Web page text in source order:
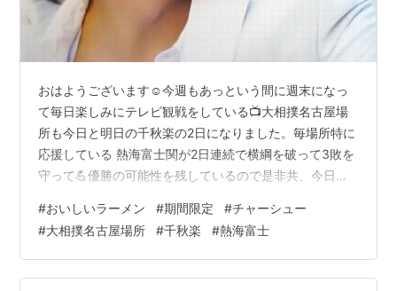
おはようございます☺️今週もあっという間に週末になっ
て毎日楽しみにテレビ観戦をしている📺大相撲名古屋場
所も今日と明日の千秋楽の2日になりました。毎場所特に
応援している 熱海富士関が2日連続で横綱を破って3敗を
守って💪優勝の可能性を残しているので是非共、今日も
お相撲週間を過ごしていますが皆様💝いかがお過ごしで
しょうか？💕拙いブログにお越し下さってありがとうご
ざいます🙇‍♀️ 💗welcome💗 🥬🍅🥦🥬🍅🥦🥬🍅🥦🥬🍅🥦🥬
🍅🥦🥬🍅🥦🥬🍅🥦🥬 🔷この前、久しぶりに通りかかった
#おいしいラーメン #期間限定 #チャーシュー
#大相撲名古屋場所 #千秋楽 #熱海富士